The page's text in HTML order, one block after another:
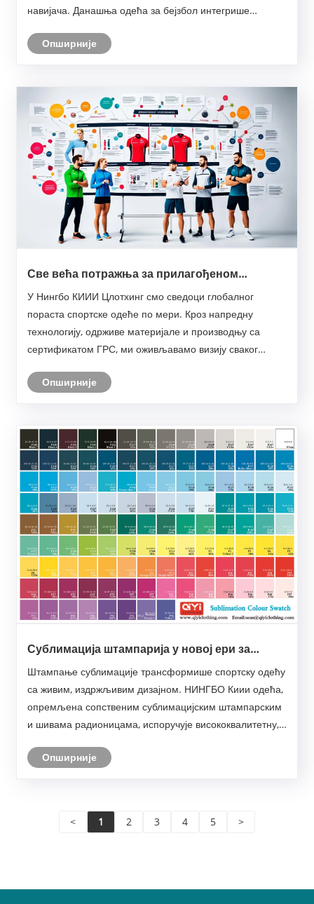
навијача. Данашња одећа за бејзбол интегрише
подједнако за професионалне спортисте, рекреативце
Опширније
Све већа потражња за прилагођеном
— КИИИ-јева перспектива
У Нингбо КИИИ Цлотхинг смо сведоци глобалног
пораста спортске одеће по мери. Кроз напредну
технологију, одрживе материјале и производњу са
сертификатом ГРС, ми оживљавамо визију сваког
Опширније
Сублимација штампарија у новој ери за
Штампање сублимације трансформише спортску одећу
са живим, издржљивим дизајном. НИНГБО Киии одећа,
опремљена сопственим сублимацијским штампарским
и шивама радионицама, испоручује висококвалитетну,
спортске одеће.
Опширније
< 1 2 3 4 5 >